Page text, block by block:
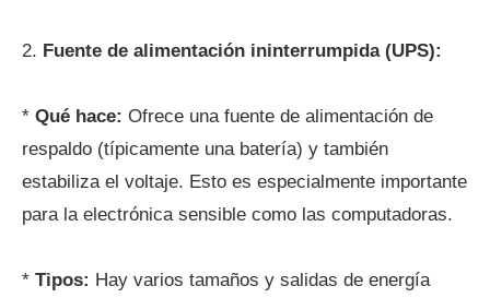
2. Fuente de alimentación ininterrumpida (UPS):
* Qué hace: Ofrece una fuente de alimentación de
respaldo (típicamente una batería) y también
estabiliza el voltaje. Esto es especialmente importante
para la electrónica sensible como las computadoras.
* Tipos: Hay varios tamaños y salidas de energía